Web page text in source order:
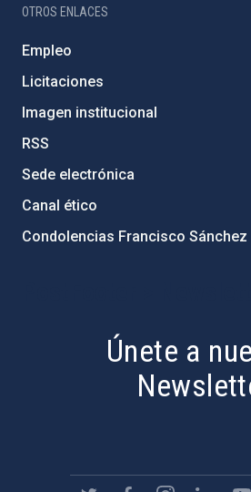
OTROS ENLACES
Empleo
Licitaciones
Imagen institucional
RSS
Sede electrónica
Canal ético
Condolencias Francisco Sánchez
Únete a